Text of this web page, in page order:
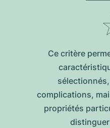
Ce critère
complications,
propriétés